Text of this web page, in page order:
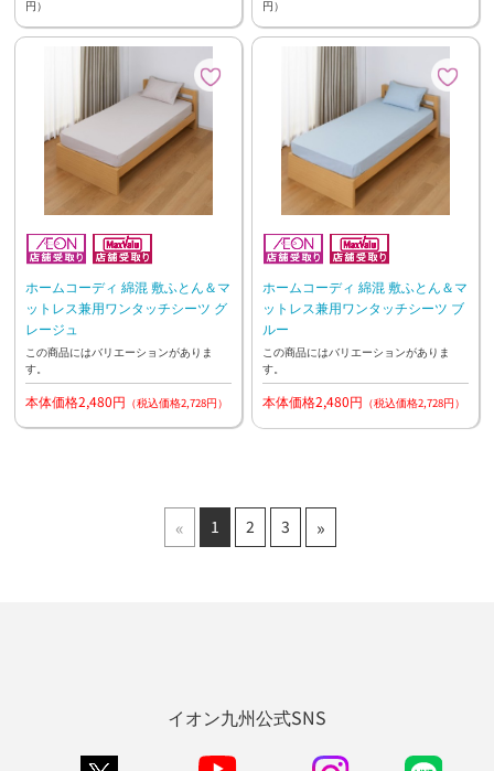
円）
円）
ホームコーディ 綿混 敷ふとん＆マ
ットレス兼用ワンタッチシーツ グ
レージュ
この商品にはバリエーションがありま
す。
本体価格2,480円 （税込価格2,728円）
ホームコーディ 綿混 敷ふとん＆マ
ットレス兼用ワンタッチシーツ ブ
ルー
この商品にはバリエーションがありま
す。
本体価格2,480円 （税込価格2,728円）
« 1 2 3 »
イオン九州公式SNS